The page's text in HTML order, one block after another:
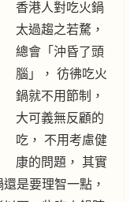
香港人對吃火鍋
太過趨之若騖，
總會「沖昏了頭
腦」， 彷彿吃火
鍋就不用節制，
大可義無反顧的
吃， 不用考慮健
康的問題， 其實
是要理智一點，